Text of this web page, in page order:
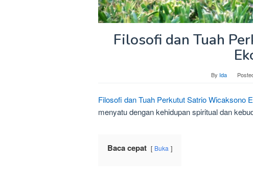
Filosofi dan Tuah
By Ida
Filosofi dan Tuah Perkutut Satrio Wicaksono
menyatu dengan kehidupan spiritual dan
Baca cepat Buka